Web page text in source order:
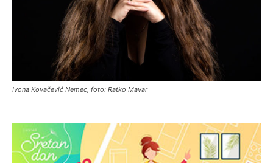
Ivona Kovačević Nemec, foto: Ratko Mavar